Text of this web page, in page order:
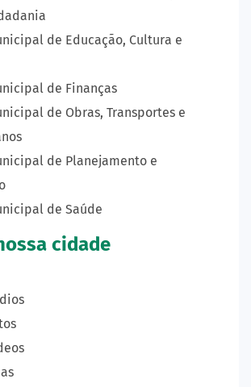
de Educação, Cultura e
de Finanças
de Obras, Transportes e
de Planejamento e
de Saúde
cidade